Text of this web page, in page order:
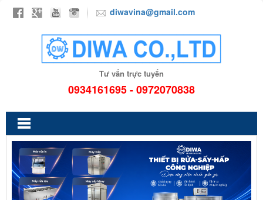
diwavina@gmail.com
Tư vấn trực tuyến
0934161695 - 0972070838